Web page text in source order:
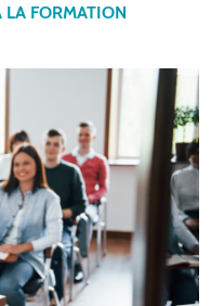
LA FORMATION